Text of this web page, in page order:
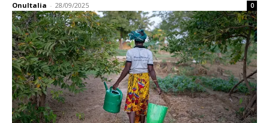
OnuItalia - 28/09/2025 0